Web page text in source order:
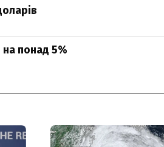
понад 5%